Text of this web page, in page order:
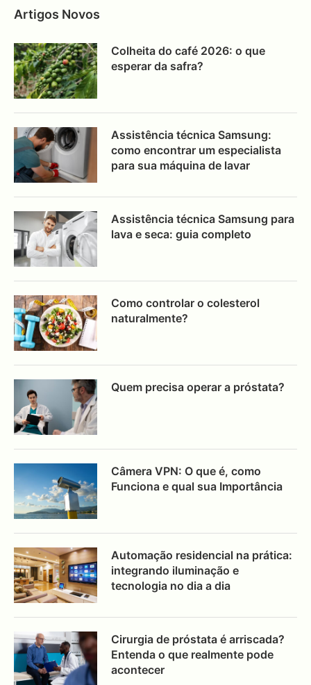
Artigos Novos
Colheita do café 2026: o que
esperar da safra?
Assistência técnica Samsung:
como encontrar um especialista
para sua máquina de lavar
Assistência técnica Samsung para
lava e seca: guia completo
Como controlar o colesterol
naturalmente?
Quem precisa operar a próstata?
Câmera VPN: O que é, como
Funciona e qual sua Importância
Automação residencial na prática:
integrando iluminação e
tecnologia no dia a dia
Cirurgia de próstata é arriscada?
Entenda o que realmente pode
acontecer